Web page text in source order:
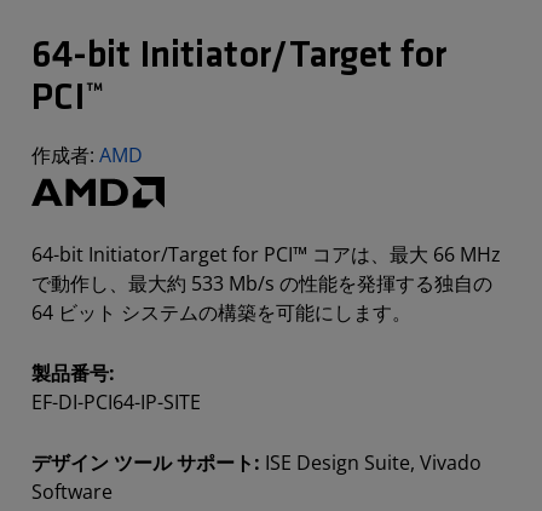
64-bit Initiator/Target for
PCI™
作成者: AMD
64-bit Initiator/Target for PCI™ コアは、最大 66 MHz
で動作し、最大約 533 Mb/s の性能を発揮する独自の
64 ビット システムの構築を可能にします。
製品番号:
EF-DI-PCI64-IP-SITE
デザイン ツール サポート: ISE Design Suite, Vivado
Software